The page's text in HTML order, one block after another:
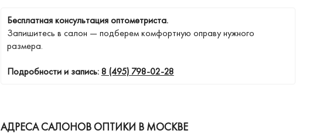
Бесплатная консультация оптометриста.
Запишитесь в салон — подберем комфортную оправу нужного
размера.
Подробности и запись:8 (495) 798-02-28
АДРЕСА САЛОНОВ ОПТИКИ В МОСКВЕ